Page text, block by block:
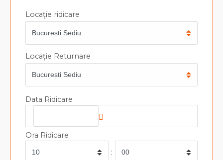
Locație ridicare
Locație Returnare
Data Ridicare
Ora Ridicare
: